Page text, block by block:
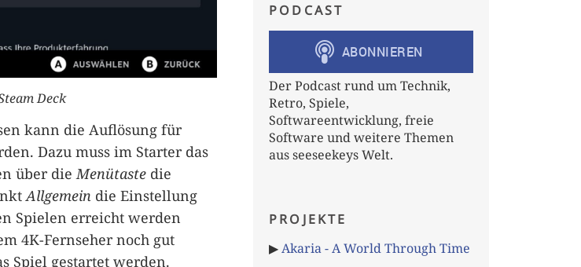
Deck
kann die Auflösung für
Dazu muss im Starter das
über die Menütaste die
Allgemein die Einstellung
Spielen erreicht werden
4K-Fernseher noch gut
Spiel gestartet werden.
PODCAST
Der Podcast rund um Technik,
Retro, Spiele,
Softwareentwicklung, freie
Software und weitere Themen
aus seeseekeys Welt.
PROJEKTE
▶Akaria - A World Through Time